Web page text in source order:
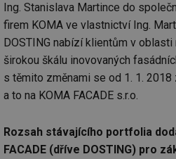
Ing. Stanislava Martince do
firem KOMA ve vlastnictví Ing.
DOSTING nabízí klientům v
širokou škálu inovovaných
s těmito změnami se od 1. 1.
a to na KOMA FACADE s.r.o.
Rozsah stávajícího portfolia
FACADE (dříve DOSTING) pro